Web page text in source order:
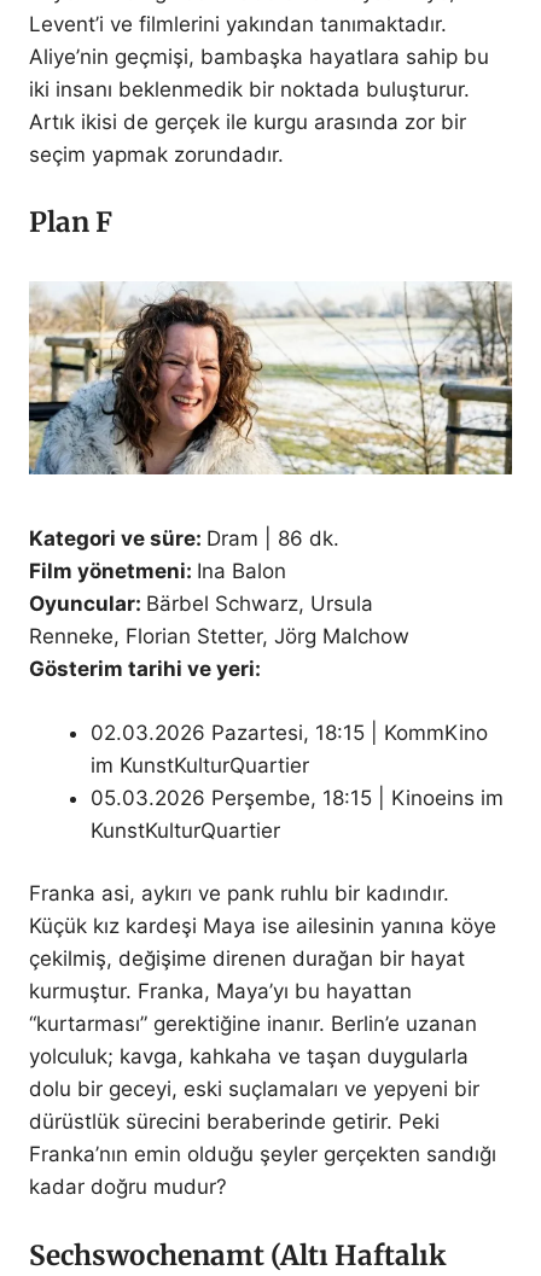
Levent’i ve filmlerini yakından tanımaktadır.
Aliye’nin geçmişi, bambaşka hayatlara sahip bu
iki insanı beklenmedik bir noktada buluşturur.
Artık ikisi de gerçek ile kurgu arasında zor bir
seçim yapmak zorundadır.
Plan F
Kategori ve süre: Dram | 86 dk.
Film yönetmeni: Ina Balon
Oyuncular: Bärbel Schwarz, Ursula
Renneke, Florian Stetter, Jörg Malchow
Gösterim tarihi ve yeri:
02.03.2026 Pazartesi, 18:15 | KommKino
im KunstKulturQuartier
05.03.2026 Perşembe, 18:15 | Kinoeins im
KunstKulturQuartier
Franka asi, aykırı ve pank ruhlu bir kadındır.
Küçük kız kardeşi Maya ise ailesinin yanına köye
çekilmiş, değişime direnen durağan bir hayat
kurmuştur. Franka, Maya’yı bu hayattan
“kurtarması” gerektiğine inanır. Berlin’e uzanan
yolculuk; kavga, kahkaha ve taşan duygularla
dolu bir geceyi, eski suçlamaları ve yepyeni bir
dürüstlük sürecini beraberinde getirir. Peki
Franka’nın emin olduğu şeyler gerçekten sandığı
kadar doğru mudur?
Sechswochenamt (Altı Haftalık